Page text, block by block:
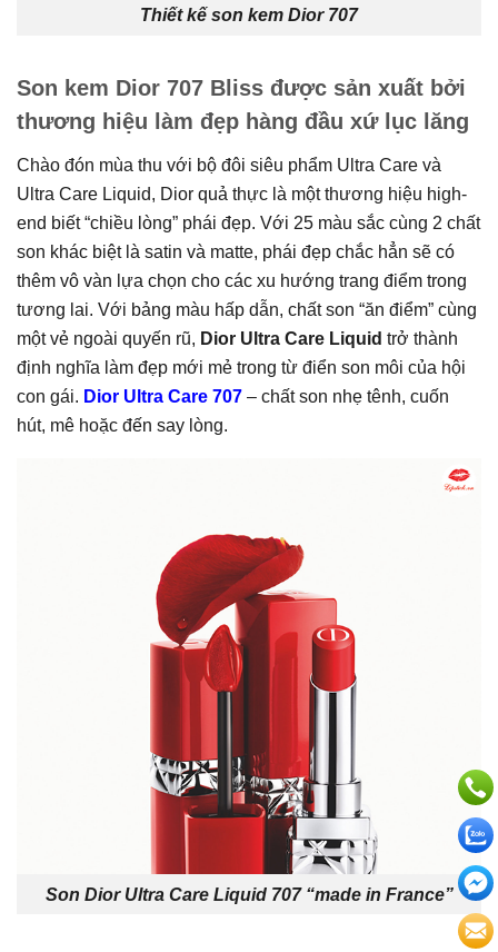
Thiết kế son kem Dior 707
Son kem Dior 707 Bliss được sản xuất bởi
thương hiệu làm đẹp hàng đầu xứ lục lăng
Chào đón mùa thu với bộ đôi siêu phẩm Ultra Care và
Ultra Care Liquid, Dior quả thực là một thương hiệu high-
end biết “chiều lòng” phái đẹp. Với 25 màu sắc cùng 2 chất
son khác biệt là satin và matte, phái đẹp chắc hẳn sẽ có
thêm vô vàn lựa chọn cho các xu hướng trang điểm trong
tương lai. Với bảng màu hấp dẫn, chất son “ăn điểm” cùng
một vẻ ngoài quyến rũ, Dior Ultra Care Liquid trở thành
định nghĩa làm đẹp mới mẻ trong từ điển son môi của hội
con gái. Dior Ultra Care 707 – chất son nhẹ tênh, cuốn
hút, mê hoặc đến say lòng.
Son Dior Ultra Care Liquid 707 “made in France”